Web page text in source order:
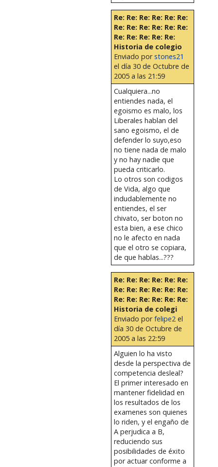
Re: Re: Re: Re: Re: Re:
Re: Re: Re: Re: Re: Re:
Re: Re: Re: Re: Re:
Historia de colegio
Enviado porstones21
el día 30 de Octubre de
2005 a las 21:59
Cualquiera...no
entiendes nada, el
egoismo es malo, los
Liberales hablan del
sano egoismo, el de
defender lo suyo,eso
no tiene nada de malo
y no hay nadie que
pueda criticarlo.
Lo otros son codigos
de Vida, algo que
indudablemente no
entiendes, el ser
chivato, ser boton no
esta bien, a ese chico
no le afecto en nada
que el otro se copiara,
de que hablas...???
Re: Re: Re: Re: Re: Re:
Re: Re: Re: Re: Re: Re:
Re: Re: Re: Re: Re: Re:
Historia de colegi
Enviado porfelipe2el
día 30 de Octubre de
2005 a las 22:59
Alguien lo ha visto
desde la perspectiva de
competencia desleal?
El primer interesado en
mantener fidelidad en
los resultados de los
examenes son quienes
lo riden, y el engaño de
A perjudica a B,
reduciendo sus
posibilidades de éxito
por actuar conforme a